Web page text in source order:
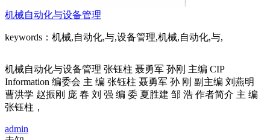
机械自动化与设备管理
keywords：机械,自动化,与,设备管理,机械,自动化,与,
机械自动化与设备管理 张钰柱 聂勇军 孙刚 主编 CIP
Information 编委会 主 编 张钰柱 聂勇军 孙 刚 副主编 刘燕明
曹洪学 赵振刚 庞 春 刘 强 编 委 夏胜建 邹 浩 作者简介 主 编
张钰柱，
admin